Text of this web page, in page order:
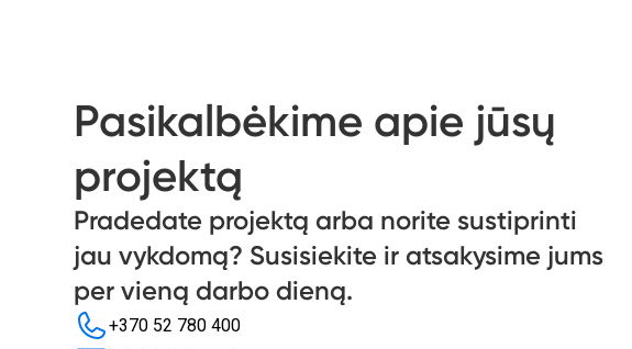
Pasikalbėkime apie jūsų
projektą
Pradedate projektą arba norite sustiprinti
jau vykdomą? Susisiekite ir atsakysime jums
per vieną darbo dieną.
+370 52 780 400